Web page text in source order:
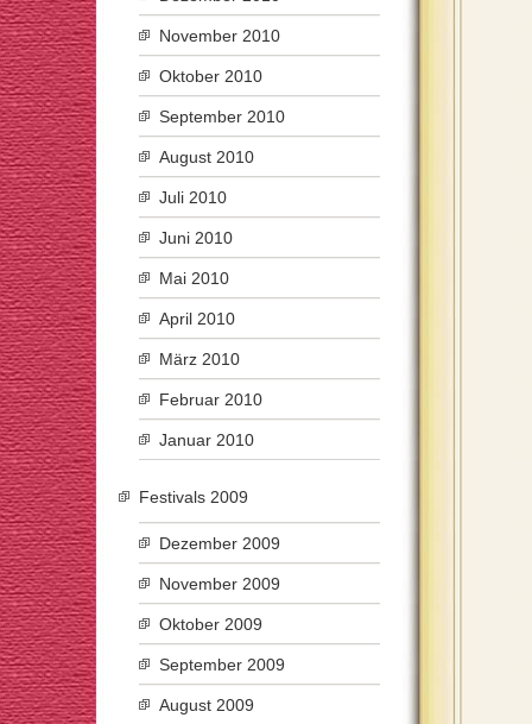
November 2010
Oktober 2010
September 2010
August 2010
Juli 2010
Juni 2010
Mai 2010
April 2010
März 2010
Februar 2010
Januar 2010
Festivals 2009
Dezember 2009
November 2009
Oktober 2009
September 2009
August 2009